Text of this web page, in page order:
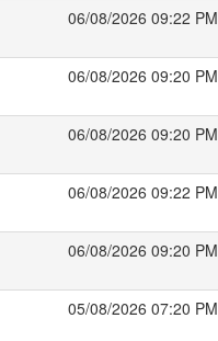
06/08/2026 09:22 PM
06/08/2026 09:20 PM
06/08/2026 09:20 PM
06/08/2026 09:22 PM
06/08/2026 09:20 PM
05/08/2026 07:20 PM